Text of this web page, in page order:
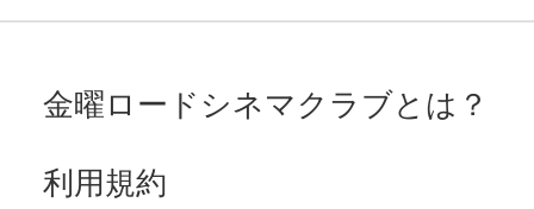
金曜ロードシネマクラブとは？
利用規約